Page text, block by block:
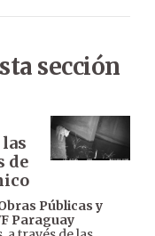
sección
de
Públicas y
Paraguay